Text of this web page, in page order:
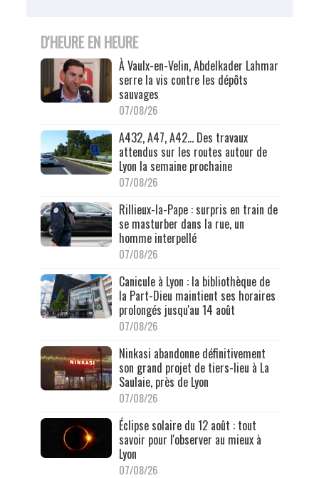
D'HEURE EN HEURE
À Vaulx-en-Velin, Abdelkader Lahmar
serre la vis contre les dépôts
sauvages
07/08/26
A432, A47, A42… Des travaux
attendus sur les routes autour de
Lyon la semaine prochaine
07/08/26
Rillieux-la-Pape : surpris en train de
se masturber dans la rue, un
homme interpellé
07/08/26
Canicule à Lyon : la bibliothèque de
la Part-Dieu maintient ses horaires
prolongés jusqu'au 14 août
07/08/26
Ninkasi abandonne définitivement
son grand projet de tiers-lieu à La
Saulaie, près de Lyon
07/08/26
Éclipse solaire du 12 août : tout
savoir pour l'observer au mieux à
Lyon
07/08/26